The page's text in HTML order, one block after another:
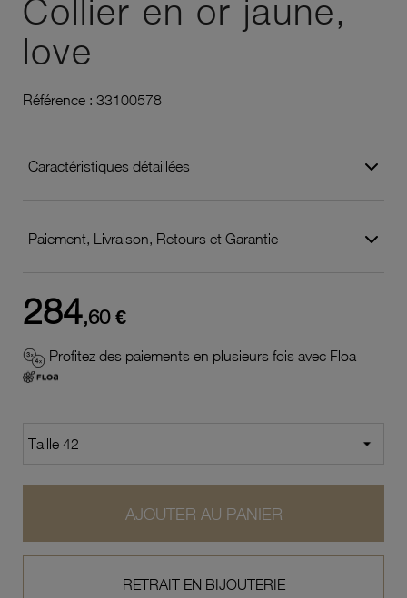
Collier en or jaune,
love
Référence : 33100578
Caractéristiques détaillées
Paiement, Livraison, Retours et Garantie
284,60 €
Profitez des paiements en plusieurs fois avec Floa
AJOUTER AU PANIER
RETRAIT EN BIJOUTERIE